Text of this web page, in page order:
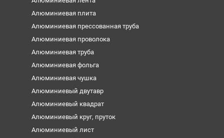
Алюминиевая плита
Алюминиевая прессованная труба
Алюминиевая проволока
Алюминиевая труба
Алюминиевая фольга
Алюминиевая чушка
Алюминиевый двутавр
Алюминиевый квадрат
Алюминиевый круг, пруток
Алюминиевый лист